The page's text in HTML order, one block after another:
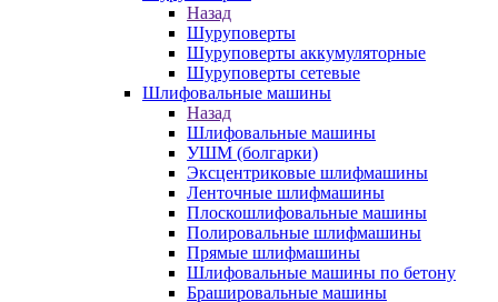
Назад
Шуруповерты
Шуруповерты аккумуляторные
Шуруповерты сетевые
Шлифовальные машины
Назад
Шлифовальные машины
УШМ (болгарки)
Эксцентриковые шлифмашины
Ленточные шлифмашины
Плоскошлифовальные машины
Полировальные шлифмашины
Прямые шлифмашины
Шлифовальные машины по бетону
Брашировальные машины